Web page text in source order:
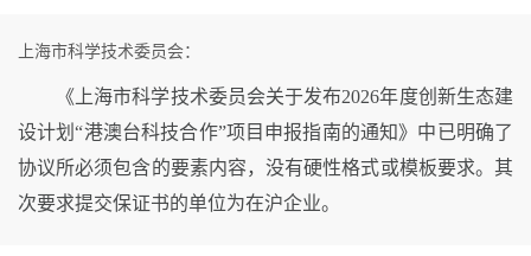
上海市科学技术委员会：
《上海市科学技术委员会关于发布2026年度创新生态建
设计划“港澳台科技合作”项目申报指南的通知》中已明确了
协议所必须包含的要素内容，没有硬性格式或模板要求。其
次要求提交保证书的单位为在沪企业。